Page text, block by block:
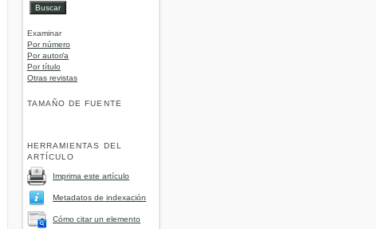
Examinar
Por número
Por autor/a
Por título
Otras revistas
TAMAÑO DE FUENTE
HERRAMIENTAS DEL
ARTÍCULO
Imprima este artículo
Metadatos de indexación
Cómo citar un elemento